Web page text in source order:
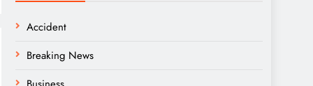
Accident
Breaking News